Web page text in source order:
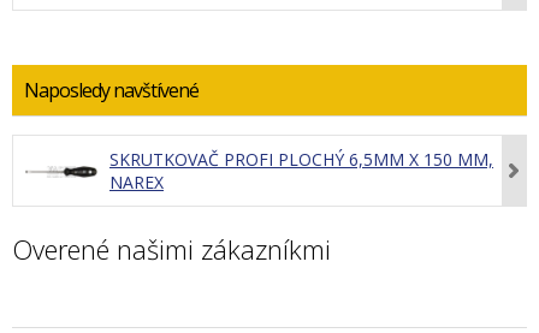
Naposledy navštívené
SKRUTKOVAČ PROFI PLOCHÝ 6,5MM X 150 MM,
NAREX
Overené našimi zákazníkmi